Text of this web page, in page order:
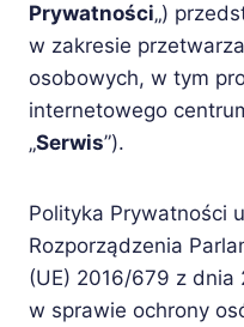
Prywatności„)
w zakresie
osobowych, w tym
internetowego
„Serwis”).
Polityka Prywatności
Rozporządzenia
(UE) 2016/679 z dnia
w sprawie ochrony